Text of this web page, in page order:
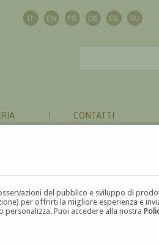
del pubblico e sviluppo di
per offrirti la migliore esperienza e
personalizza. Puoi accedere alla nostra
CONTATTI